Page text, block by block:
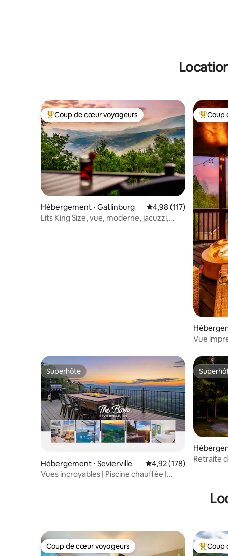
Coups de cœur voyageurs les plus appréciés
Coup de cœur voyageurs
Hébergement ⋅ Gatlinburg Évaluation moyenne
4,98 (117)
Lits King Size, vue, moderne, jacuzzi,
Coups
Coup
Vue
Superhôte
Superhôte
Hébergement ⋅ Sevierville Évaluation moyenne
4,92 (178)
Vues incroyables | Piscine chauffée |
Retraite
Coup de cœur voyageurs
Coup de cœur voyageurs Coups
Coup